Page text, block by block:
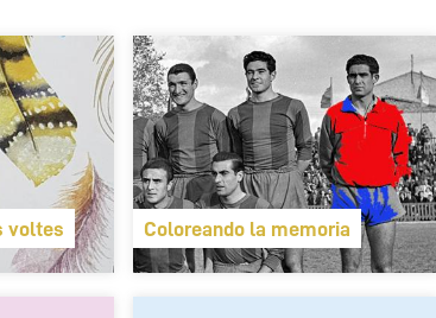
voltes Coloreando la memoria